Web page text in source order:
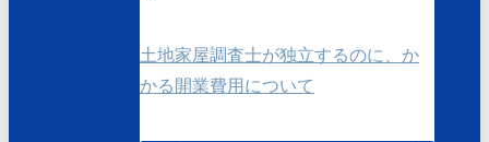
土地家屋調査士が独立するのに、か
かる開業費用について